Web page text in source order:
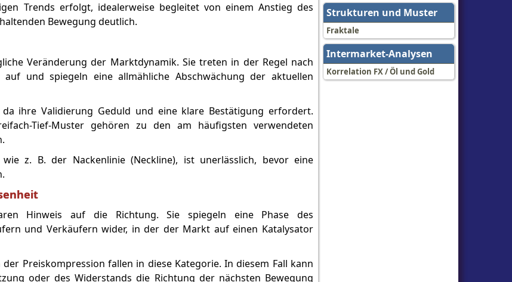
Strukturen und Muster
Fraktale
Intermarket-Analysen
Korrelation FX / Öl und Gold
Trends erfolgt, idealerweise begleitet von einem Anstieg des
Bewegung deutlich.
Veränderung der Marktdynamik. Sie treten in der Regel nach
und spiegeln eine allmähliche Abschwächung der aktuellen
ihre Validierung Geduld und eine klare Bestätigung erfordert.
Tief-Muster gehören zu den am häufigsten verwendeten
z. B. der Nackenlinie (Neckline), ist unerlässlich, bevor eine
Hinweis auf die Richtung. Sie spiegeln eine Phase des
und Verkäufern wider, in der der Markt auf einen Katalysator
Preiskompression fallen in diese Kategorie. In diesem Fall kann
oder des Widerstands die Richtung der nächsten Bewegung